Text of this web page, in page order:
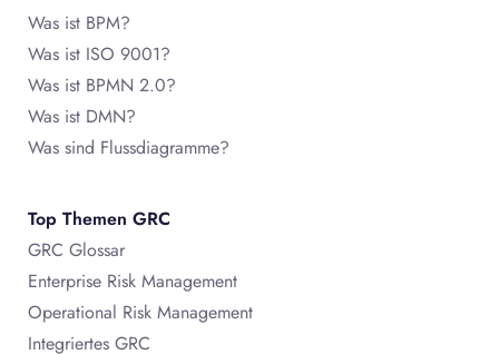
Was ist BPM?
Was ist ISO 9001?
Was ist BPMN 2.0?
Was ist DMN?
Was sind Flussdiagramme?
Top Themen GRC
GRC Glossar
Enterprise Risk Management
Operational Risk Management
Integriertes GRC